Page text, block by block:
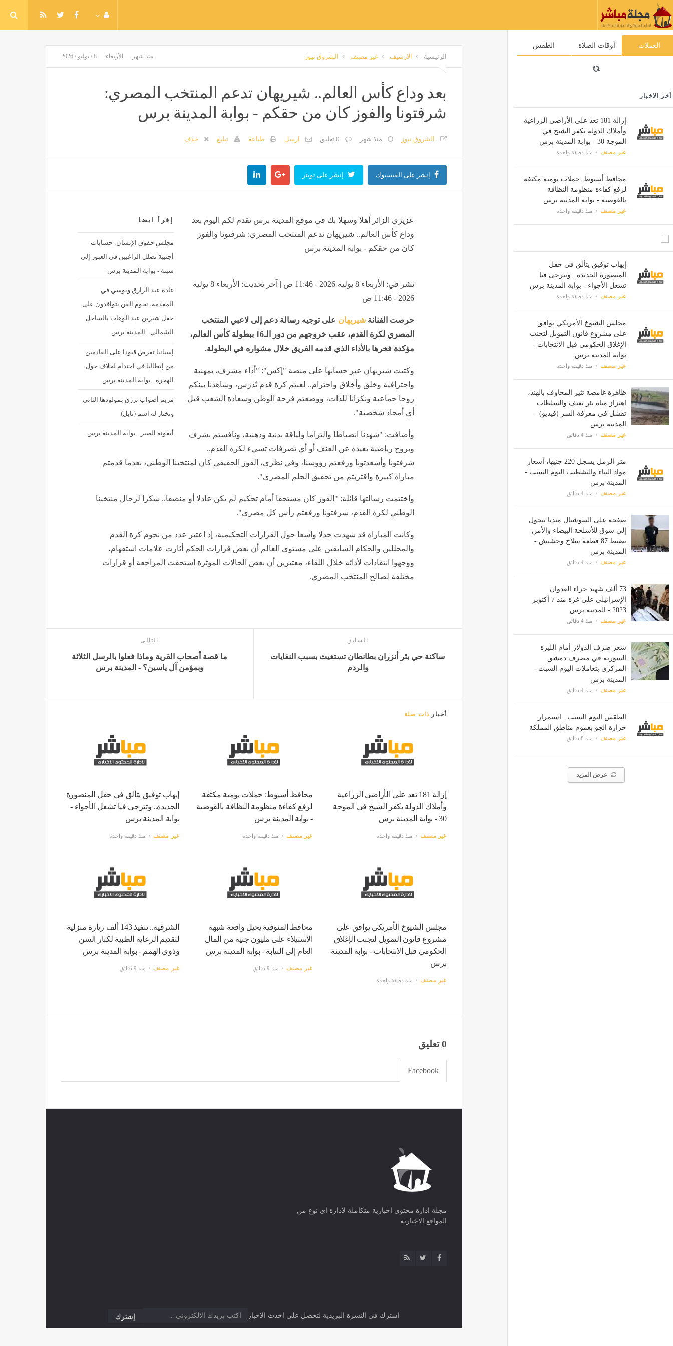
العملات أوقات الصلاة الطقس
أخر الاخبار
إزالة 181 تعد على الأراضي الزراعية
وأملاك الدولة بكفر الشيخ في
الموجة 30 - بوابة المدينة برس
غير مصنف منذ دقيقة واحدة
محافظ أسيوط: حملات يومية مكثفة
لرفع كفاءة منظومة النظافة
بالقوصية - بوابة المدينة برس
غير مصنف منذ دقيقة واحدة
إيهاب توفيق يتألق في حفل
المنصورة الجديدة.. وتترجى فيا
تشعل الأجواء - بوابة المدينة برس
غير مصنف منذ دقيقة واحدة
مجلس الشيوخ الأمريكي يوافق
على مشروع قانون التمويل لتجنب
الإغلاق الحكومي قبل الانتخابات -
بوابة المدينة برس
غير مصنف منذ دقيقة واحدة
ظاهرة غامضة تثير المخاوف بالهند،
اهتزاز مياه بئر بعنف والسلطات
تفشل في معرفة السر (فيديو) -
المدينة برس
غير مصنف منذ 4 دقائق
متر الرمل يسجل 220 جنيها، أسعار
مواد البناء والتشطيب اليوم السبت -
المدينة برس
غير مصنف منذ 4 دقائق
صفحة على السوشيال ميديا تتحول
إلى سوق للأسلحة البيضاء والأمن
يضبط 87 قطعة سلاح وحشيش -
المدينة برس
غير مصنف منذ 4 دقائق
73 ألف شهيد جراء العدوان
الإسرائيلي على غزة منذ 7 أكتوبر
2023 - المدينة برس
غير مصنف منذ 4 دقائق
سعر صرف الدولار أمام الليرة
السورية في مصرف دمشق
المركزي بتعاملات اليوم السبت -
المدينة برس
غير مصنف منذ 4 دقائق
الطقس اليوم السبت.. استمرار
حرارة الجو بعموم مناطق المملكة
غير مصنف منذ 8 دقائق
عرض المزيد
الرئيسية الارشيف غير مصنف الشروق نيوز منذ شهر — الأربعاء — 8 / يوليو / 2026
بعد وداع كأس العالم.. شيريهان تدعم المنتخب المصري:
شرفتونا والفوز كان من حقكم - بوابة المدينة برس
الشروق نيوز منذ شهر 0 تعليق ارسل طباعة تبليغ حذف
إنشر على الفيسبوك إنشر على تويتر
إقرأ ايضا
مجلس حقوق الإنسان: حسابات
أجنبية تضلل الراغبين في العبور إلى
سبتة - بوابة المدينة برس
غادة عبد الرازق وبوسي في
المقدمة، نجوم الفن يتوافدون على
حفل شيرين عبد الوهاب بالساحل
الشمالي - المدينة برس
إسبانيا تفرض قيودا على القادمين
من إيطاليا في احتدام لخلاف حول
الهجرة - بوابة المدينة برس
مريم أصواب ترزق بمولودها الثاني
وتختار له اسم (نايل)
أيقونة الصبر - بوابة المدينة برس
عزيزي الزائر أهلا وسهلا بك في موقع المدينة برس نقدم لكم اليوم بعد
وداع كأس العالم.. شيريهان تدعم المنتخب المصري: شرفتونا والفوز
كان من حقكم - بوابة المدينة برس
نشر في: الأربعاء 8 يوليه 2026 - 11:46 ص | آخر تحديث: الأربعاء 8 يوليه
2026 - 11:46 ص
حرصت الفنانةشيريهان على توجيه رسالة دعم إلى لاعبي المنتخب
المصري لكرة القدم، عقب خروجهم من دور الـ16 ببطولة كأس العالم،
مؤكدة فخرها بالأداء الذي قدمه الفريق خلال مشواره في البطولة.
وكتبت شيريهان عبر حسابها على منصة "إكس": "أداء مشرف، بمهنية
واحترافية وخلق وأخلاق واحترام.. لعبتم كرة قدم تُدرَس، وشاهدنا بينكم
روحا جماعية ونكرانا للذات، ووضعتم فرحة الوطن وسعادة الشعب قبل
أي أمجاد شخصية".
وأضافت: "شهدنا انضباطا والتزاما ولياقة بدنية وذهنية، ونافستم بشرف
وبروح رياضية بعيدة عن العنف أو أي تصرفات تسيء لكرة القدم..
شرفتونا وأسعدتونا ورفعتم رؤوسنا، وفي نظري، الفوز الحقيقي كان لمنتخبنا الوطني، بعدما قدمتم
مباراة كبيرة واقتربتم من تحقيق الحلم المصري".
واختتمت رسالتها قائلة: "الفوز كان مستحقا أمام تحكيم لم يكن عادلا أو منصفا.. شكرا لرجال منتخبنا
الوطني لكرة القدم، شرفتونا ورفعتم رأس كل مصري".
وكانت المباراة قد شهدت جدلا واسعا حول القرارات التحكيمية، إذ اعتبر عدد من نجوم كرة القدم
والمحللين والحكام السابقين على مستوى العالم أن بعض قرارات الحكم أثارت علامات استفهام،
ووجهوا انتقادات لأدائه خلال اللقاء، معتبرين أن بعض الحالات المؤثرة استحقت المراجعة أو قرارات
مختلفة لصالح المنتخب المصري.
السابق
ساكنة حي بئر أنزران بطانطان تستغيث بسبب النفايات
والردم
التالى
ما قصة أصحاب القرية وماذا فعلوا بالرسل الثلاثة
وبمؤمن آل ياسين؟ - المدينة برس
أخبار ذات صلة
إزالة 181 تعد على الأراضي الزراعية
وأملاك الدولة بكفر الشيخ في الموجة
30 - بوابة المدينة برس
غير مصنف منذ دقيقة واحدة
محافظ أسيوط: حملات يومية مكثفة
لرفع كفاءة منظومة النظافة بالقوصية
- بوابة المدينة برس
غير مصنف منذ دقيقة واحدة
إيهاب توفيق يتألق في حفل المنصورة
الجديدة.. وتترجى فيا تشعل الأجواء -
بوابة المدينة برس
غير مصنف منذ دقيقة واحدة
مجلس الشيوخ الأمريكي يوافق على
مشروع قانون التمويل لتجنب الإغلاق
الحكومي قبل الانتخابات - بوابة المدينة
برس
غير مصنف منذ دقيقة واحدة
محافظ المنوفية يحيل واقعة شبهة
الاستيلاء على مليون جنيه من المال
العام إلى النيابة - بوابة المدينة برس
غير مصنف منذ 9 دقائق
الشرقية.. تنفيذ 143 ألف زيارة منزلية
لتقديم الرعاية الطبية لكبار السن
وذوي الهمم - بوابة المدينة برس
غير مصنف منذ 9 دقائق
0 تعليق
Facebook
مجلة ادارة محتوى اخبارية متكاملة لادارة اى نوع من
المواقع الاخبارية
اشترك فى النشرة البريدية لتحصل على احدث الاخبار